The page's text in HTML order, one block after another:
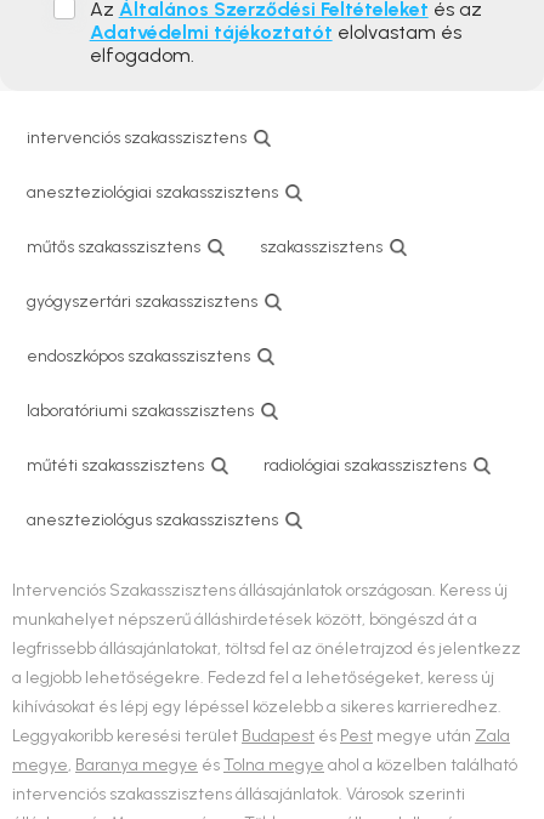
Az Általános Szerződési Feltételeket és az
Adatvédelmi tájékoztatót elolvastam és
elfogadom.
intervenciós szakasszisztens
aneszteziológiai szakasszisztens
műtős szakasszisztens szakasszisztens
gyógyszertári szakasszisztens
endoszkópos szakasszisztens
laboratóriumi szakasszisztens
műtéti szakasszisztens radiológiai szakasszisztens
aneszteziológus szakasszisztens
Intervenciós Szakasszisztens állásajánlatok országosan. Keress új
munkahelyet népszerű álláshirdetések között, böngészd át a
legfrissebb állásajánlatokat, töltsd fel az önéletrajzod és jelentkezz
a legjobb lehetőségekre. Fedezd fel a lehetőségeket, keress új
kihívásokat és lépj egy lépéssel közelebb a sikeres karrieredhez.
Leggyakoribb keresési terület Budapest és Pest megye után Zala
megye, Baranya megye ésTolna megye ahol a közelben található
intervenciós szakasszisztens állásajánlatok. Városok szerinti